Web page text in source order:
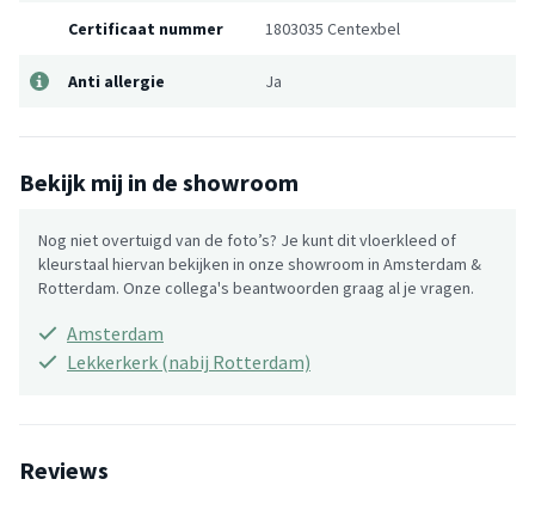
Certificaat nummer
1803035 Centexbel
Anti allergie Ja
Bekijk mij in de showroom
Nog niet overtuigd van de foto’s? Je kunt dit vloerkleed of
kleurstaal hiervan bekijken in onze showroom in Amsterdam &
Rotterdam. Onze collega's beantwoorden graag al je vragen.
Amsterdam
Lekkerkerk (nabij Rotterdam)
Reviews